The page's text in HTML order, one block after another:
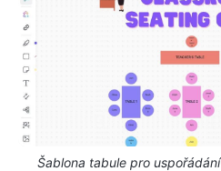
Šablona tabule pro